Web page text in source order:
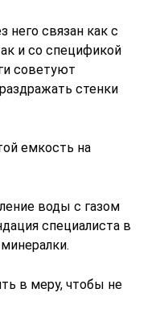
него связан как с
и со спецификой
советуют
стенки
емкость на
воды с газом
специалиста в
в меру, чтобы не